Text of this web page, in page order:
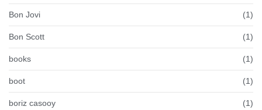
Bon Jovi (1)
Bon Scott (1)
books (1)
boot (1)
boriz casooy (1)